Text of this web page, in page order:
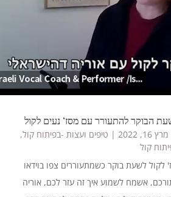
הבוקר להתעורר עם מסז’ נעים לקול
מרץ 16, 2022 | טיפים ועצות -בפיתוח קול,
קול
לקול לשעת בוקר כשמתעוררים צפו בוידאו
תורכם, אשמח לשמוע איך זה עזר לכם, אוריה